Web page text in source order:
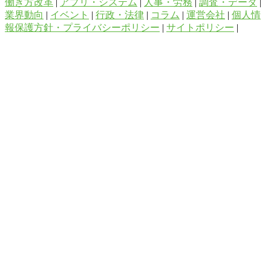
働き方改革 | アプリ・システム | 人事・労務 | 調査・データ |
業界動向 | イベント | 行政・法律 | コラム | 運営会社 | 個人情
報保護方針・プライバシーポリシー | サイトポリシー |